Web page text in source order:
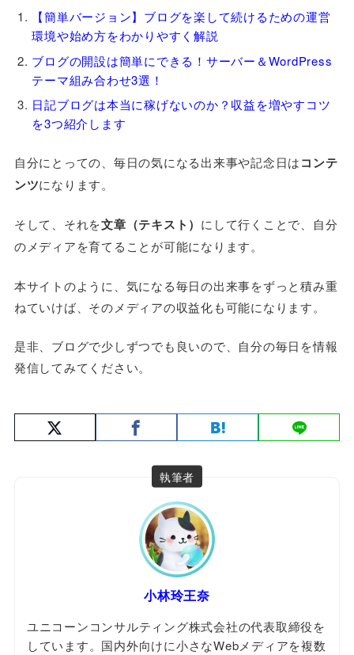
【簡単バージョン】ブログを楽して続けるための運営
環境や始め方をわかりやすく解説
ブログの開設は簡単にできる！サーバー＆WordPress
テーマ組み合わせ3選！
日記ブログは本当に稼げないのか？収益を増やすコツ
を3つ紹介します
自分にとっての、毎日の気になる出来事や記念日はコンテ
ンツになります。
そして、それを文章（テキスト） にして行くことで、自分
のメディアを育てることが可能になります。
本サイトのように、気になる毎日の出来事をずっと積み重
ねていけば、そのメディアの収益化も可能になります。
是非、ブログで少しずつでも良いので、自分の毎日を情報
発信してみてください。
執筆者
小林玲王奈
ユニコーンコンサルティング株式会社の代表取締役を
しています。国内外向けに小さなWebメディアを複数